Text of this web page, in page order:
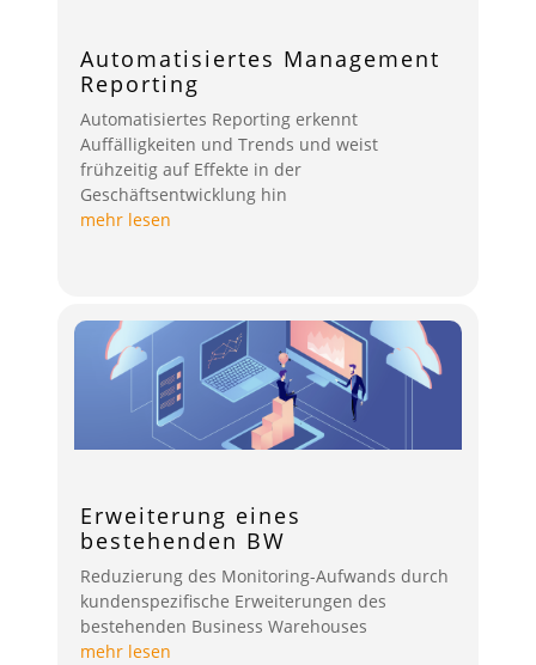
Automatisiertes Management
Reporting
Automatisiertes Reporting erkennt
Auffälligkeiten und Trends und weist
frühzeitig auf Effekte in der
Geschäftsentwicklung hin
mehr lesen
Erweiterung eines
bestehenden BW
Reduzierung des Monitoring-Aufwands durch
kundenspezifische Erweiterungen des
bestehenden Business Warehouses
mehr lesen